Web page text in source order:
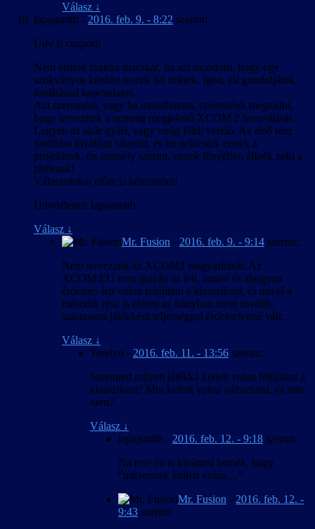
Válasz ↓
lapajsmith - 2016. feb. 9. - 8:22 szerint:
Üdv fi csoport!
Nem árulok zsákba macskát, ha azt mondom, hogy egy
szokványos kérdést teszek fel nektek. Igen, jól gondoljátok,
fordítással kapcsolatos.
Azt szeretném, vagy ha mondhatom, szeretnénk megtudni,
hogy tervezitek a nemrég megjelenő XCOM 2 honosítását.
Legyen az akár gyári, vagy virág földi verzió. Az első rész
fordítása kiválóan sikerült, és ha nekiestek ennek a
projektnek, én személy szerint, ennek fényében állnék neki a
játéknak!
Válaszotokat előre is köszönöm!
Üdvözlettel: lapajsmith
Válasz ↓
Mr. Fusion - 2016. feb. 9. - 9:14 szerint:
Nem tervezzük az XCOM2 magyarítását. Az
XCOM:EU nem igazán az lett, amivé és ahogyan
érdemes lett volna felújítani a klasszikust, és mivel a
második rész is ebben az irányban ment tovább,
számomra játékként teljességgel érdektelenné vált.
Válasz ↓
Terelyn - 2016. feb. 11. - 13:56 szerint:
Szerinted milyen játékká kellett volna felújítani a
klasszikust? Min kellett volna változtatni, és min
nem?
Válasz ↓
lapajsmith - 2016. feb. 12. - 9:18 szerint:
Na erre én is kíváncsi lennék, hogy
“milyennek kellett volna…”
Mr. Fusion - 2016. feb. 12. -
9:43 szerint: